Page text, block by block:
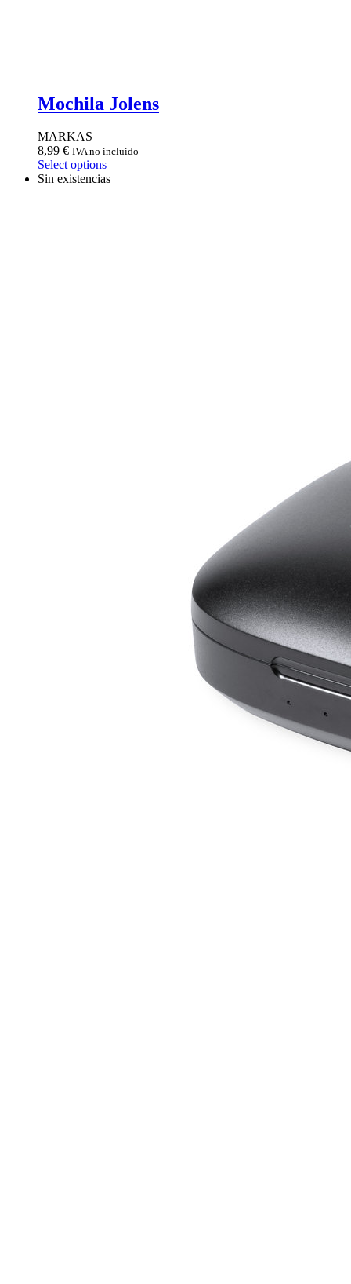
Mochila Jolens
MARKAS
8,99 € IVA no incluido
Select options
Sin existencias